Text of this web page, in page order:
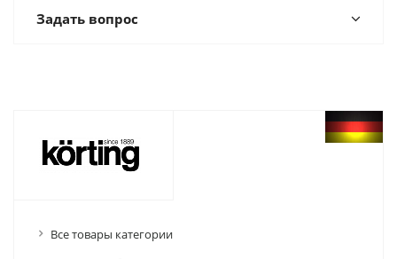
Задать вопрос
Все товары категории